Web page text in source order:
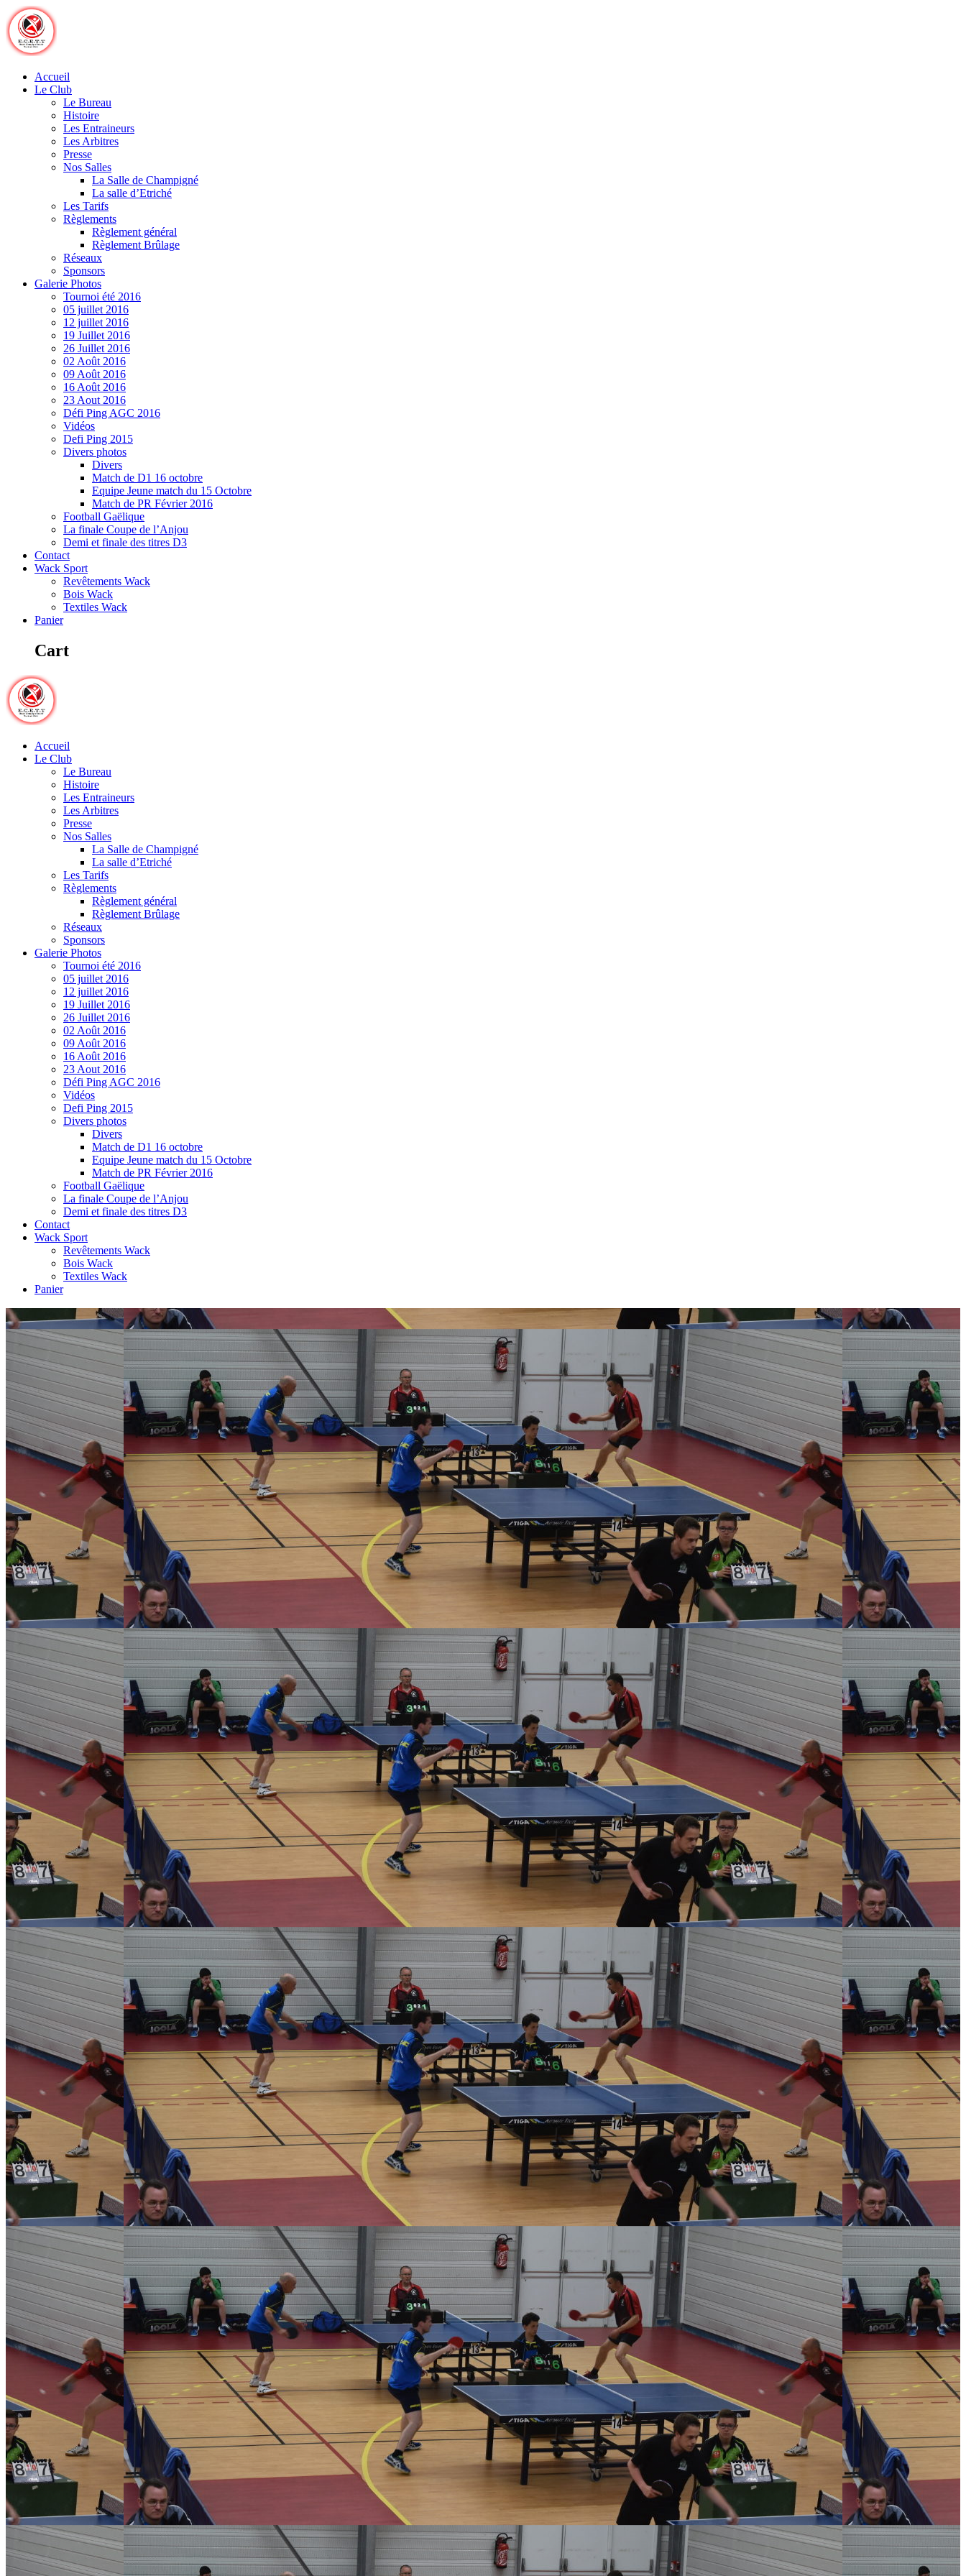
Skip
to
content
Accueil
Le Club
Le Bureau
Histoire
Les Entraineurs
Les Arbitres
Presse
Nos Salles
La Salle de Champigné
La salle d’Etriché
Les Tarifs
Règlements
Règlement général
Règlement Brûlage
Réseaux
Sponsors
Galerie Photos
Tournoi été 2016
05 juillet 2016
12 juillet 2016
19 Juillet 2016
26 Juillet 2016
02 Août 2016
09 Août 2016
16 Août 2016
23 Aout 2016
Défi Ping AGC 2016
Vidéos
Defi Ping 2015
Divers photos
Divers
Match de D1 16 octobre
Equipe Jeune match du 15 Octobre
Match de PR Février 2016
Football Gaëlique
La finale Coupe de l’Anjou
Demi et finale des titres D3
Contact
Wack Sport
Revêtements Wack
Bois Wack
Textiles Wack
Panier
Cart
Accueil
Le Club
Le Bureau
Histoire
Les Entraineurs
Les Arbitres
Presse
Nos Salles
La Salle de Champigné
La salle d’Etriché
Les Tarifs
Règlements
Règlement général
Règlement Brûlage
Réseaux
Sponsors
Galerie Photos
Tournoi été 2016
05 juillet 2016
12 juillet 2016
19 Juillet 2016
26 Juillet 2016
02 Août 2016
09 Août 2016
16 Août 2016
23 Aout 2016
Défi Ping AGC 2016
Vidéos
Defi Ping 2015
Divers photos
Divers
Match de D1 16 octobre
Equipe Jeune match du 15 Octobre
Match de PR Février 2016
Football Gaëlique
La finale Coupe de l’Anjou
Demi et finale des titres D3
Contact
Wack Sport
Revêtements Wack
Bois Wack
Textiles Wack
Panier